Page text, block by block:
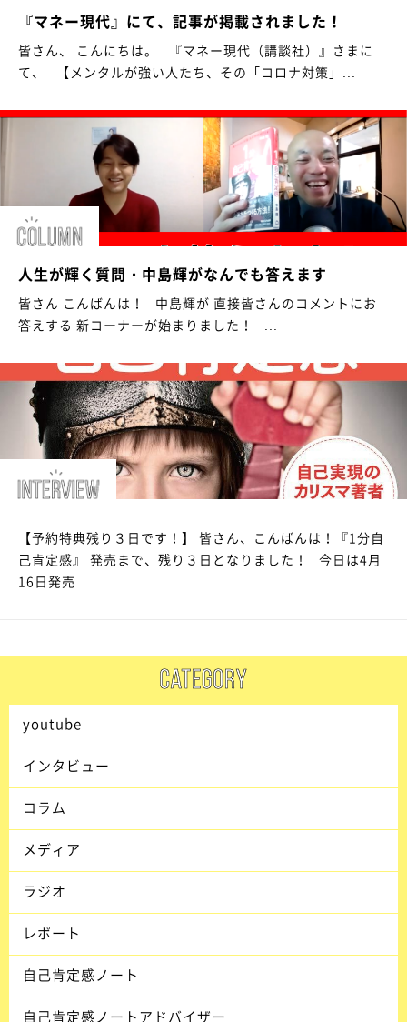
『マネー現代』にて、記事が掲載されました！
皆さん、 こんにちは。 『マネー現代（講談社）』さまに
て、 【メンタルが強い人たち、その「コロナ対策」...
人生が輝く質問・中島輝がなんでも答えます
皆さん こんばんは！ 中島輝が 直接皆さんのコメントにお
答えする 新コーナーが始まりました！ ...
【予約特典残り３日です！】 皆さん、こんばんは！『1分自
己肯定感』 発売まで、残り３日となりました！ 今日は4月
16日発売...
youtube
インタビュー
コラム
メディア
ラジオ
レポート
自己肯定感ノート
自己肯定感ノートアドバイザー